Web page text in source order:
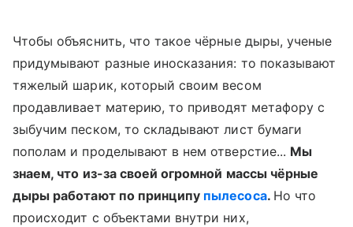
Чтобы объяснить, что такое чёрные дыры, ученые
придумывают разные иносказания: то показывают
тяжелый шарик, который своим весом
продавливает материю, то приводят метафору с
зыбучим песком, то складывают лист бумаги
пополам и проделывают в нем отверстие... Мы
знаем, что из-за своей огромной массы чёрные
дыры работают по принципу пылесоса. Но что
происходит с объектами внутри них,